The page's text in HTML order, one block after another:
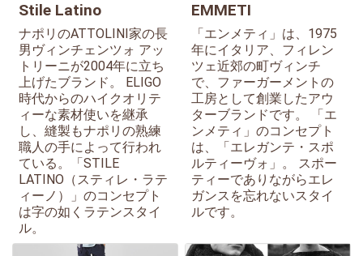
Stile Latino
ナポリのATTOLINI家の長
男ヴィンチェンツォ アッ
トリーニが2004年に立ち
上げたブランド。 ELIGO
時代からのハイクオリテ
ィーな素材使いを継承
し、縫製もナポリの熟練
職人の手によって行われ
ている。「STILE
LATINO（スティレ・ラテ
ィーノ）」のコンセプト
は字の如くラテンスタイ
ル。
EMMETI
「エンメティ」は、1975
年にイタリア、フィレン
ツェ近郊の町ヴィンチ
で、ファーガーメントの
工房として創業したアウ
ターブランドです。 「エ
ンメティ」のコンセプト
は、「エレガンテ・スポ
ルティーヴォ」。 スポー
ティーでありながらエレ
ガンスを忘れないスタイ
ルです。